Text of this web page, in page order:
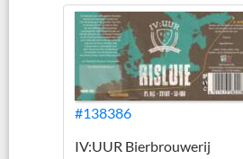
#138386
IV:UUR Bierbrouwerij